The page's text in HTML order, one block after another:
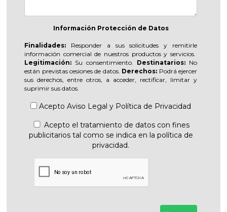
Información Protección de Datos
Finalidades: Responder a sus solicitudes y remitirle
información comercial de nuestros productos y servicios.
Legitimación: Su consentimiento. Destinatarios:No
están previstas cesiones de datos. Derechos: Podrá ejercer
sus derechos, entre otros, a acceder, rectificar, limitar y
suprimir sus datos.
AceptoAviso Legal y Política de Privacidad
Acepto el tratamiento de datos con fines
publicitarios tal como se indica en la política de
privacidad.